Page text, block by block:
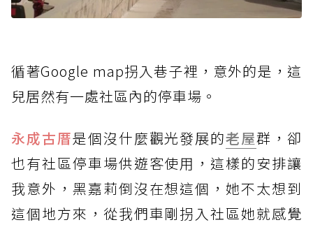
循著Google map拐入巷子裡，意外的是，這
兒居然有一處社區內的停車場。
永成古厝是個沒什麼觀光發展的老屋群，卻
也有社區停車場供遊客使用，這樣的安排讓
我意外，黑嘉莉倒沒在想這個，她不太想到
這個地方來，從我們車剛拐入社區她就感覺